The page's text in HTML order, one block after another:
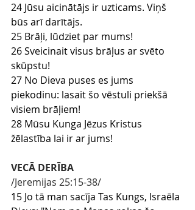
24 Jūsu aicinātājs ir uzticams. Viņš
būs arī darītājs.
25 Brāļi, lūdziet par mums!
26 Sveicinait visus brāļus ar svēto
skūpstu!
27 No Dieva puses es jums
piekodinu: lasait šo vēstuli priekšā
visiem brāļiem!
28 Mūsu Kunga Jēzus Kristus
žēlastība lai ir ar jums!
VECĀ DERĪBA
/Jeremijas 25:15-38/
15 Jo tā man sacīja Tas Kungs, Israēla